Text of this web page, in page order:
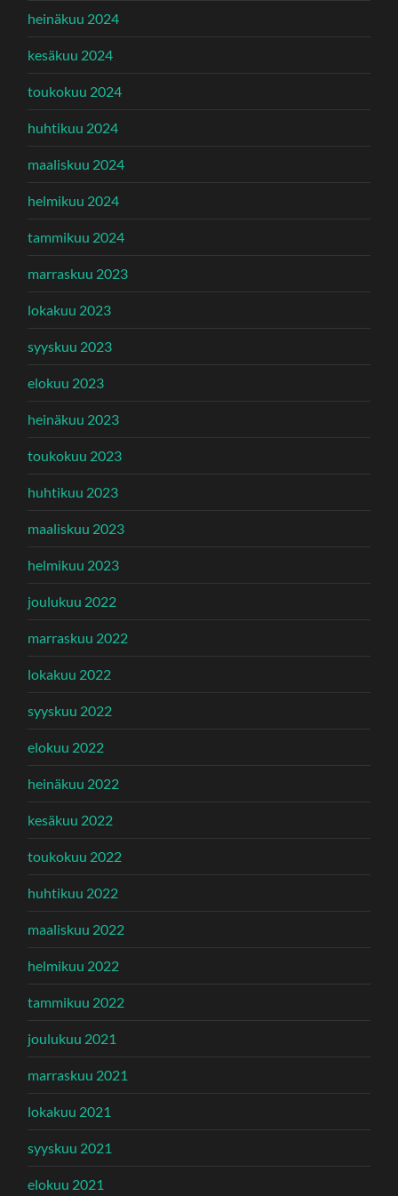
heinäkuu 2024
kesäkuu 2024
toukokuu 2024
huhtikuu 2024
maaliskuu 2024
helmikuu 2024
tammikuu 2024
marraskuu 2023
lokakuu 2023
syyskuu 2023
elokuu 2023
heinäkuu 2023
toukokuu 2023
huhtikuu 2023
maaliskuu 2023
helmikuu 2023
joulukuu 2022
marraskuu 2022
lokakuu 2022
syyskuu 2022
elokuu 2022
heinäkuu 2022
kesäkuu 2022
toukokuu 2022
huhtikuu 2022
maaliskuu 2022
helmikuu 2022
tammikuu 2022
joulukuu 2021
marraskuu 2021
lokakuu 2021
syyskuu 2021
elokuu 2021